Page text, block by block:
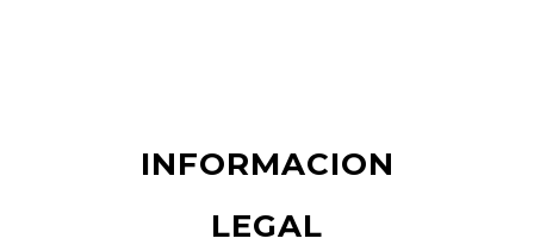
INFORMACION
LEGAL